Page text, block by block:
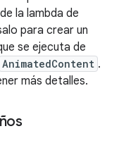
la lambda de
para crear un
se ejecuta de
AnimatedContent .
más detalles.